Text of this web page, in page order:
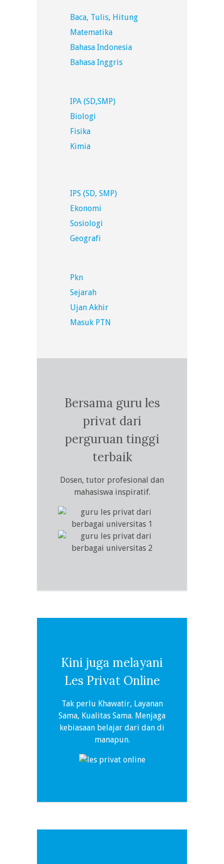
Baca, Tulis, Hitung
Matematika
Bahasa Indonesia
Bahasa Inggris
IPA (SD,SMP)
Biologi
Fisika
Kimia
IPS (SD, SMP)
Ekonomi
Sosiologi
Geografi
Pkn
Sejarah
Ujan Akhir
Masuk PTN
Bersama guru les
privat dari
perguruan tinggi
terbaik
Dosen, tutor profesional dan
mahasiswa inspiratif.
Kini juga melayani
Les Privat Online
Tak perlu Khawatir, Layanan
Sama, Kualitas Sama. Menjaga
kebiasaan belajar dari dan di
manapun.